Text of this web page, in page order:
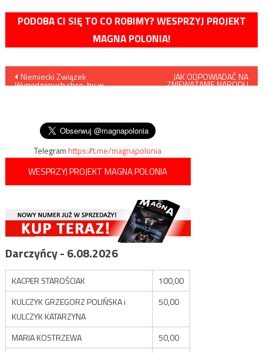
PODOBA CI SIĘ TO CO ROBIMY? WESPRZYJ PROJEKT
MAGNA POLONIA!
Nawigacja
Niemiecki Związek
Wypędzonych chce, by w
JAK ODPOWIADAĆ NA
ZNIEWAŻANIE NARODU
Telegramhttps://t.me/magnapolonia
WESPRZYJ PROJEKT MAGNA POLONIA
Darczyńcy - 6.08.2026
KACPER STAROŚCIAK
100,00
KULCZYK GRZEGORZ POLIŃSKA i
KULCZYK KATARZYNA
50,00
MARIA KOSTRZEWA
50,00